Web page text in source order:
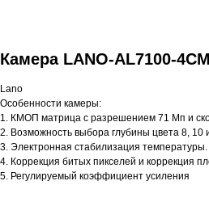
Камера LANO-AL7100-4CM
Lano
Особенности камеры:
1. КМОП матрица с разрешением 71 Мп и
2. Возможность выбора глубины цвета 8, 10
3. Электронная стабилизация температуры.
4. Коррекция битых пикселей и коррекция
5. Регулируемый коэффициент усиления